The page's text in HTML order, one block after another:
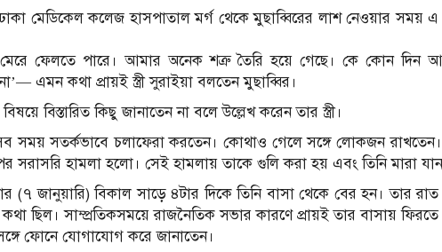
মেডিকেল কলেজ হাসপাতাল মর্গ থেকে মুছাব্বিরের লাশ নেওয়ার সময়
ফেলতে পারে। আমার অনেক শত্রু তৈরি হয়ে গেছে। কে কোন দিন
এমন কথা প্রায়ই স্ত্রী সুরাইয়া বলতেন মুছাব্বির।
বিস্তারিত কিছু জানাতেন না বলে উল্লেখ করেন তার স্ত্রী।
সব সময় সতর্কভাবে চলাফেরা করতেন। কোথাও গেলে সঙ্গে লোকজন
সরাসরি হামলা হলো। সেই হামলায় তাকে গুলি করা হয় এবং তিনি মারা
(৭ জানুয়ারি) বিকাল সাড়ে ৪টার দিকে তিনি বাসা থেকে বের হন। তার
ছিল। সাম্প্রতিকসময়ে রাজনৈতিক সভার কারণে প্রায়ই তার বাসায়
ফোনে যোগাযোগ করে জানাতেন।